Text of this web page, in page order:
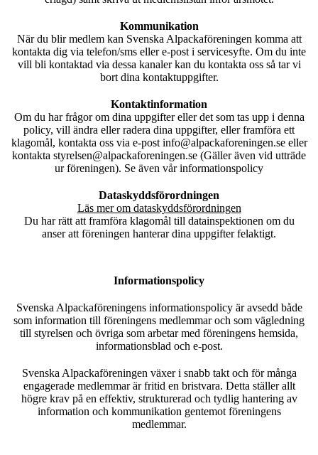
Kommunikation
När du blir medlem kan Svenska Alpackaföreningen komma att
kontakta dig via telefon/sms eller e-post i servicesyfte. Om du inte
vill bli kontaktad via dessa kanaler kan du kontakta oss så tar vi
bort dina kontaktuppgifter.
Kontaktinformation
Om du har frågor om dina uppgifter eller det som tas upp i denna
policy, vill ändra eller radera dina uppgifter, eller framföra ett
klagomål, kontakta oss via e-post info@alpackaforeningen.se eller
kontakta styrelsen@alpackaforeningen.se (Gäller även vid utträde
ur föreningen). Se även vår informationspolicy
Dataskyddsförordningen
Läs mer om dataskyddsförordningen
Du har rätt att framföra klagomål till datainspektionen om du
anser att föreningen hanterar dina uppgifter felaktigt.
Informationspolicy
Svenska Alpackaföreningens informationspolicy är avsedd både
som information till föreningens medlemmar och som vägledning
till styrelsen och övriga som arbetar med föreningens hemsida,
informationsblad och e-post.
Svenska Alpackaföreningen växer i snabb takt och för många
engagerade medlemmar är fritid en bristvara. Detta ställer allt
högre krav på en effektiv, strukturerad och tydlig hantering av
information och kommunikation gentemot föreningens
medlemmar.